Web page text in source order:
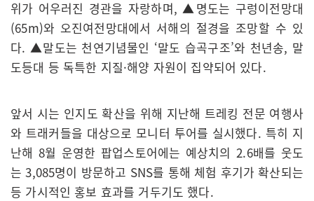
위가 어우러진 경관을 자랑하며, ▲명도는 구렁이전망대
(65m)와 오진여전망대에서 서해의 절경을 조망할 수 있
다. ▲말도는 천연기념물인 ‘말도 습곡구조’와 천년송, 말
도등대 등 독특한 지질·해양 자원이 집약되어 있다.
앞서 시는 인지도 확산을 위해 지난해 트레킹 전문 여행사
와 트래커들을 대상으로 모니터 투어를 실시했다. 특히 지
난해 8월 운영한 팝업스토어에는 예상치의 2.6배를 웃도
는 3,085명이 방문하고 SNS를 통해 체험 후기가 확산되는
등 가시적인 홍보 효과를 거두기도 했다.